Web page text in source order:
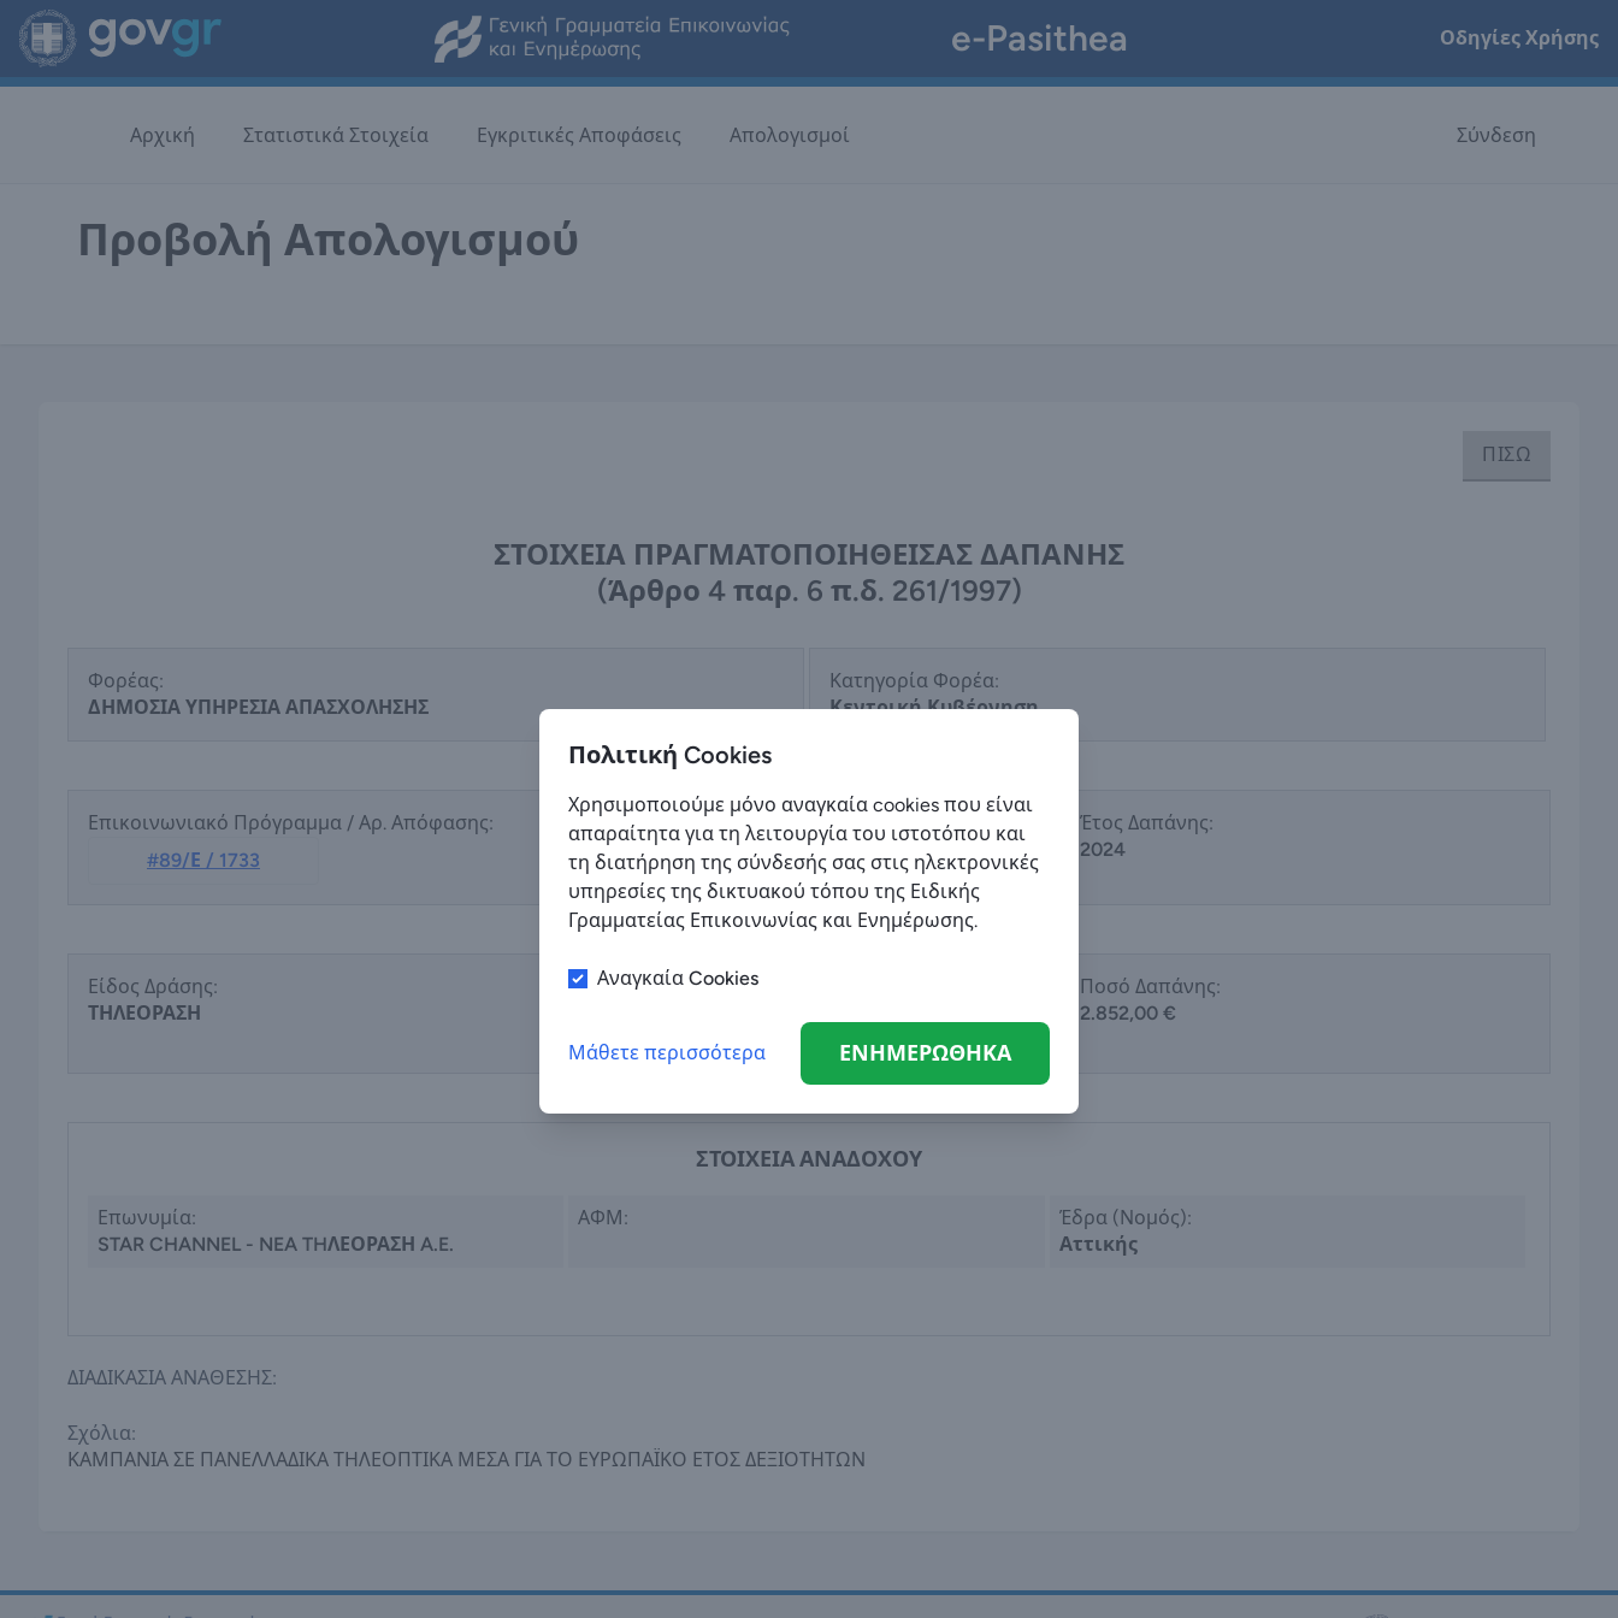
e-Pasithea Οδηγίες Χρήσης
Αρχική Στατιστικά Στοιχεία Εγκριτικές Αποφάσεις Απολογισμοί Σύνδεση
Προβολή Απολογισμού
ΠΙΣΩ
ΣΤΟΙΧΕΙΑ ΠΡΑΓΜΑΤΟΠΟΙΗΘΕΙΣΑΣ ΔΑΠΑΝΗΣ
(Άρθρο 4 παρ. 6 π.δ. 261/1997)
Φορέας:
ΔΗΜΟΣΙΑ ΥΠΗΡΕΣΙΑ ΑΠΑΣΧΟΛΗΣΗΣ
Κατηγορία Φορέα:
Κεντρική Κυβέρνηση
Επικοινωνιακό Πρόγραμμα / Αρ. Απόφασης:
#89/Ε / 1733
Έχει γίνει Οριστική Υποβολή:
ΝΑΙ
Έτος Δαπάνης:
2024
Είδος Δράσης:
ΤΗΛΕΟΡΑΣΗ
Αντικείμενο Διαφημιστικής Δαπάνης:
ΕΤΟΥΣ ΔΕΞΙΟΤΗΤΩΝ
Ποσό Δαπάνης:
2.852,00 €
ΣΤΟΙΧΕΙΑ ΑΝΑΔΟΧΟΥ
Επωνυμία:
STAR CHANNEL - NEA THΛΕΟΡΑΣΗ A.E.
ΑΦΜ:
Έδρα (Νομός):
Αττικής
ΔΙΑΔΙΚΑΣΙΑ ΑΝΑΘΕΣΗΣ:
Σχόλια:
ΚΑΜΠΑΝΙΑ ΣΕ ΠΑΝΕΛΛΑΔΙΚΑ ΤΗΛΕΟΠΤΙΚΑ ΜΕΣΑ ΓΙΑ ΤΟ ΕΥΡΩΠΑΪΚΟ ΕΤΟΣ ΔΕΞΙΟΤΗΤΩΝ
Πολιτική Cookies
Χρησιμοποιούμε μόνο αναγκαία cookies που είναι
απαραίτητα για τη λειτουργία του ιστοτόπου και
τη διατήρηση της σύνδεσής σας στις ηλεκτρονικές
υπηρεσίες της δικτυακού τόπου της Ειδικής
Γραμματείας Επικοινωνίας και Ενημέρωσης.
Αναγκαία Cookies
Μάθετε περισσότερα ΕΝΗΜΕΡΩΘΗΚΑ